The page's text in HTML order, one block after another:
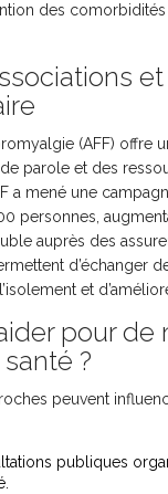
des
(AFF) offre
parole et des
a mené une
personnes,
auprès des
d’échanger
et
pour de
?
peuvent
publiques